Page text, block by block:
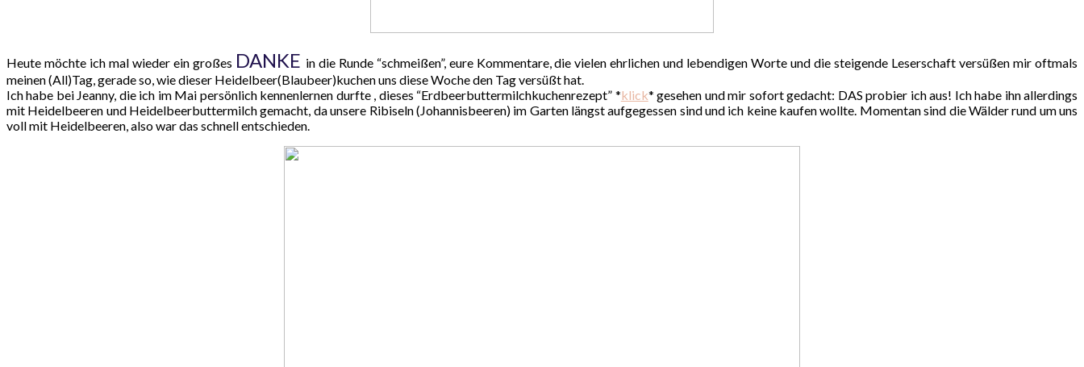
Heute möchte ich mal wieder ein großes DANKE in die Runde “schmeißen”, eure Kommentare, die vielen ehrlichen und lebendigen Worte und die steigende Leserschaft versüßen mir oftmals
meinen (All)Tag, gerade so, wie dieser Heidelbeer(Blaubeer)kuchen uns diese Woche den Tag versüßt hat.
Ich habe bei Jeanny, die ich im Mai persönlich kennenlernen durfte , dieses “Erdbeerbuttermilchkuchenrezept” *klick* gesehen und mir sofort gedacht: DAS probier ich aus! Ich habe ihn allerdings
mit Heidelbeeren und Heidelbeerbuttermilch gemacht, da unsere Ribiseln (Johannisbeeren) im Garten längst aufgegessen sind und ich keine kaufen wollte. Momentan sind die Wälder rund um uns
voll mit Heidelbeeren, also war das schnell entschieden.